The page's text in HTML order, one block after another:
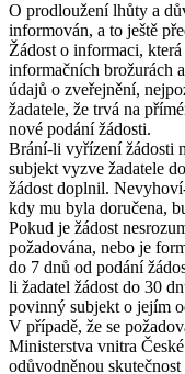
O prodloužení lhůty a
informován, a to ještě
Žádost o informaci,
informačních brožurách
údajů o zveřejnění,
žadatele, že trvá na
nové podání žádosti.
Brání-li vyřízení žádosti
subjekt vyzve žadatele
žádost doplnil.
kdy mu byla doručena,
Pokud je žádost
požadována, nebo je
do 7 dnů od podání
li žadatel žádost do 30
povinný subjekt o jejím
V případě, že se
Ministerstva vnitra
odůvodněnou